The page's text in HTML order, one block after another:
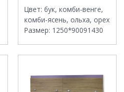
Цвет:бук, комби-венге,
комби-ясень, ольха, орех
Размер: 1250*90091430